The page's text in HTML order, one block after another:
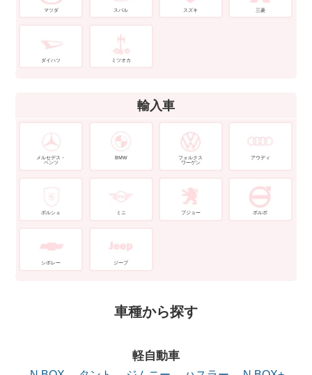
マツダ スバル スズキ 三菱
ダイハツ ミツオカ
輸入車
メルセデス・
ベンツ
BMW
フォルクス
ワーゲン
アウディ
ポルシェ ミニ プジョー ボルボ
シボレー ジープ
車種から探す
軽自動車